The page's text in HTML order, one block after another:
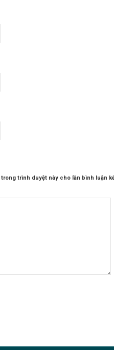
trình duyệt này cho lần bình luận